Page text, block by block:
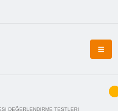
DEĞERLENDIRME TESTLERI